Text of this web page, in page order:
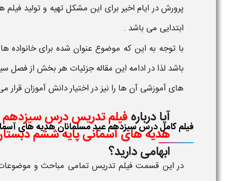
پرورش در ایام اخیر برای این مشکل تهیه و تولید فیلم
ابتدایی می باشد .
با توجه به این که موضوع عنوان شده برای خانواده
باشد لذا در ادامه این مقاله جزئیات هر بخش ازفصل
های آموزشی آن ها را نیز در اختیار دانش آموزان قرار
آیا دربارهفیلم تدریس درس سیزدهم
هدیه های آسمانی پایه ششم
ابهامی دارید؟
فیلم کامل درس سیزدهم عید مسلمانان هدیه های
در این قسمتفیلم تدریستمامی مباحث و